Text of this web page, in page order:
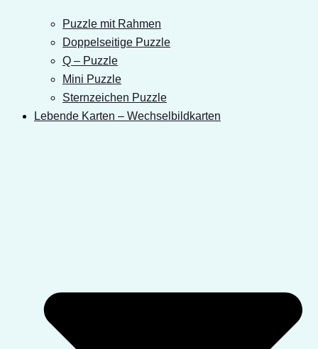
Puzzle mit Rahmen
Doppelseitige Puzzle
Q – Puzzle
Mini Puzzle
Sternzeichen Puzzle
Lebende Karten – Wechselbildkarten